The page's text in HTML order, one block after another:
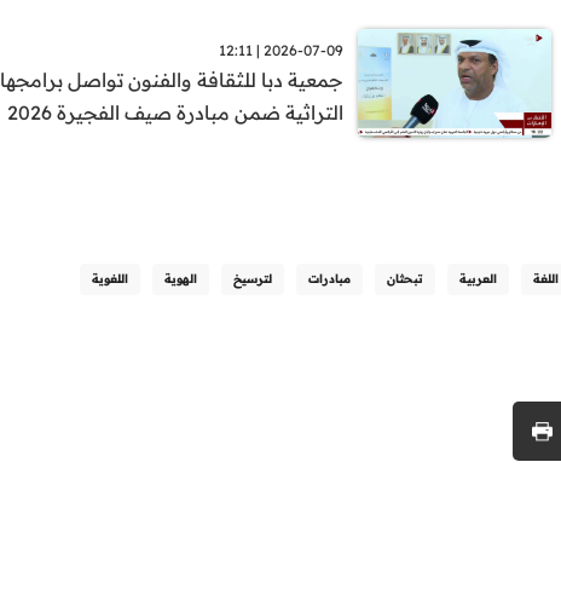
2026-07-09 | 12:11
جمعية دبا للثقافة والفنون تواصل برامجها
التراثية ضمن مبادرة صيف الفجيرة 2026
اللغة العربية تبحثان مبادرات لترسيخ الهوية اللغوية